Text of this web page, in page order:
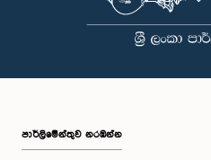
පාර්ලි‌මේන්තුව නරඹන්න